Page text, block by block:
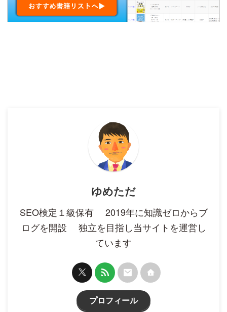
ゆめただ
SEO検定１級保有 2019年に知識ゼロからブ
ログを開設 独立を目指し当サイトを運営し
ています
プロフィール